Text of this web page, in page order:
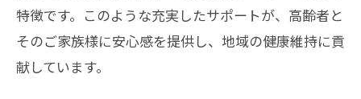
特徴です。このような充実したサポートが、高齢者と
そのご家族様に安心感を提供し、地域の健康維持に貢
献しています。